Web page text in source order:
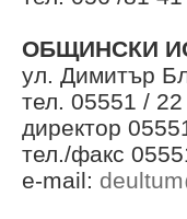
ОБЩИНСКИ
ул. Димитър
тел. 05551 /
директор
тел./факс
e-mail: